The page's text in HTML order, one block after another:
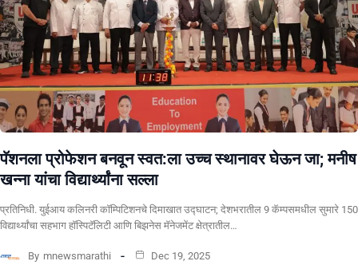
पॅशनला प्रोफेशन बनवून स्वत:ला उच्च स्थानावर घेऊन जा; मनीष
खन्ना यांचा विद्यार्थ्यांना सल्ला
प्रतिनिधी. युईआय कलिनरी कॉम्पिटिशनचे दिमाखात उद्घाटन; देशभरातील 9 कॅम्पसमधील सुमारे 150
विद्यार्थ्यांचा सहभाग हॉस्पिटॅलिटी आणि बिझनेस मॅनेजमेंट क्षेत्रातील…
By mnewsmarathi Dec 19, 2025